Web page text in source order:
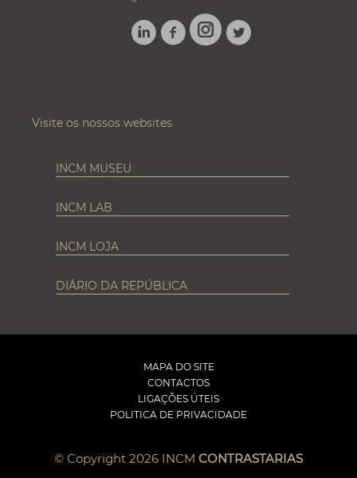
LINKEDINFACEBOOK
INSTAGRAM
TWITTER
Visite os nossos websites
INCM MUSEU
INCM LAB
INCM LOJA
DIÁRIO DA REPÚBLICA
MAPA DO SITE
CONTACTOS
LIGAÇÕES ÚTEIS
POLITICA DE PRIVACIDADE
© Copyright 2026 INCM CONTRASTARIAS